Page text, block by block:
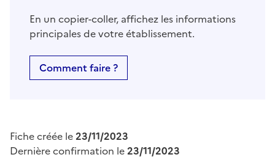
En un copier-coller, affichez les informations
principales de votre établissement.
Comment faire ?
Fiche créée le23/11/2023
Dernière confirmation le23/11/2023